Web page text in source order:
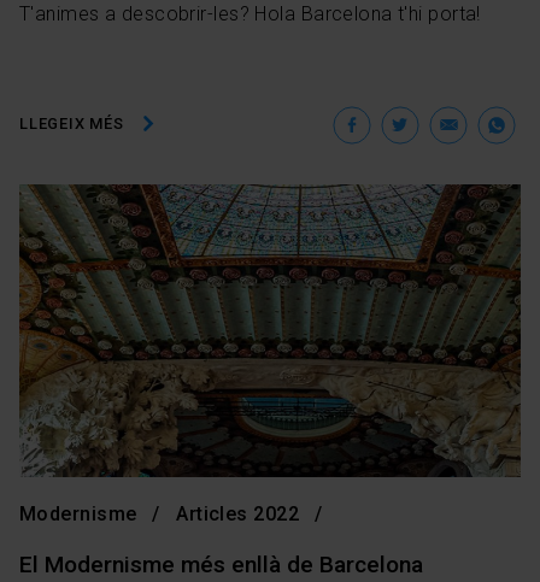
T'animes a descobrir-les? Hola Barcelona t'hi porta!
LLEGEIX MÉS Facebook
Twitter
Modernisme Articles 2022
El Modernisme més enllà de Barcelona